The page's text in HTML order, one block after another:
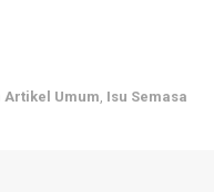
Artikel Umum Isu Semasa